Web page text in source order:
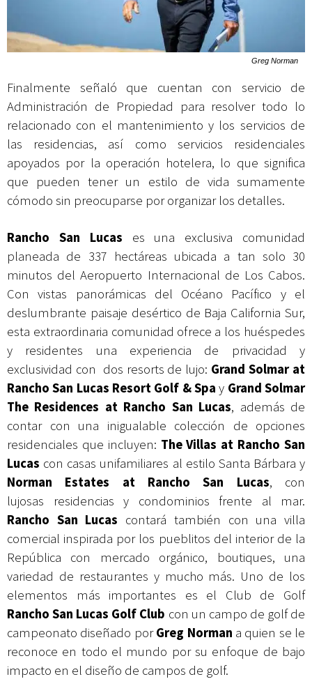
Greg Norman
Finalmente señaló que cuentan con servicio de
Administración de Propiedad para resolver todo lo
relacionado con el mantenimiento y los servicios de
las residencias, así como servicios residenciales
apoyados por la operación hotelera, lo que significa
que pueden tener un estilo de vida sumamente
cómodo sin preocuparse por organizar los detalles.
Rancho San Lucas es una exclusiva comunidad
planeada de 337 hectáreas ubicada a tan solo 30
minutos del Aeropuerto Internacional de Los Cabos.
Con vistas panorámicas del Océano Pacífico y el
deslumbrante paisaje desértico de Baja California Sur,
esta extraordinaria comunidad ofrece a los huéspedes
y residentes una experiencia de privacidad y
exclusividad con dos resorts de lujo: Grand Solmar at
Rancho San Lucas Resort Golf & Spay Grand Solmar
The Residences at Rancho San Lucas, además de
contar con una inigualable colección de opciones
residenciales que incluyen: The Villas at Rancho San
Lucas con casas unifamiliares al estilo Santa Bárbara y
Norman Estates at Rancho San Lucas, con
lujosas residencias y condominios frente al mar.
Rancho San Lucas contará también con una villa
comercial inspirada por los pueblitos del interior de la
República con mercado orgánico, boutiques, una
variedad de restaurantes y mucho más. Uno de los
elementos más importantes es el Club de Golf
Rancho San Lucas Golf Club con un campo de golf de
campeonato diseñado porGreg Norman a quien se le
reconoce en todo el mundo por su enfoque de bajo
impacto en el diseño de campos de golf.